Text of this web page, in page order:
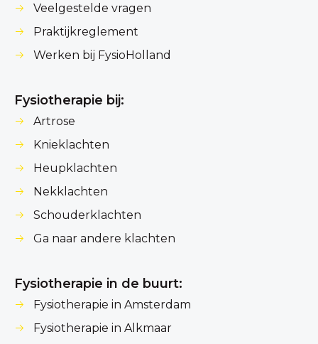
Veelgestelde vragen
Praktijkreglement
Werken bij FysioHolland
Fysiotherapie bij:
Artrose
Knieklachten
Heupklachten
Nekklachten
Schouderklachten
Ga naar andere klachten
Fysiotherapie in de buurt:
Fysiotherapie in Amsterdam
Fysiotherapie in Alkmaar